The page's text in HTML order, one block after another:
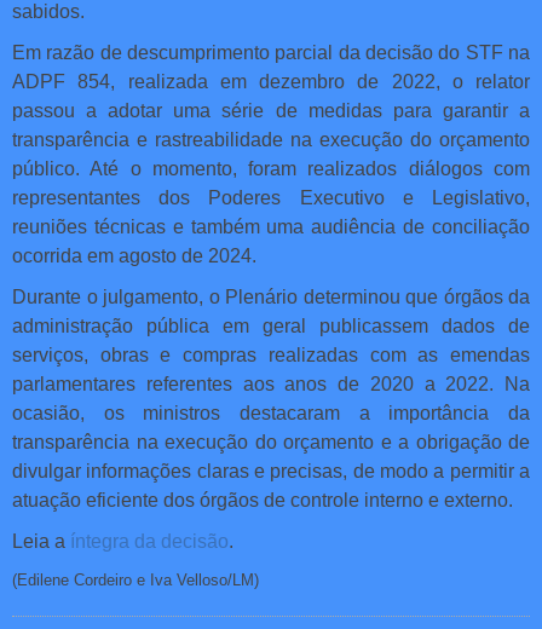
sabidos.
Em razão de descumprimento parcial da decisão do STF na
ADPF 854, realizada em dezembro de 2022, o relator
passou a adotar uma série de medidas para garantir a
transparência e rastreabilidade na execução do orçamento
público. Até o momento, foram realizados diálogos com
representantes dos Poderes Executivo e Legislativo,
reuniões técnicas e também uma audiência de conciliação
ocorrida em agosto de 2024.
Durante o julgamento, o Plenário determinou que órgãos da
administração pública em geral publicassem dados de
serviços, obras e compras realizadas com as emendas
parlamentares referentes aos anos de 2020 a 2022. Na
ocasião, os ministros destacaram a importância da
transparência na execução do orçamento e a obrigação de
divulgar informações claras e precisas, de modo a permitir a
atuação eficiente dos órgãos de controle interno e externo.
Leia a íntegra da decisão.
(Edilene Cordeiro e Iva Velloso/LM)